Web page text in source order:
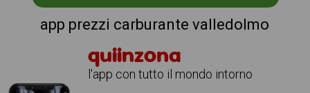
app prezzi carburante valledolmo
quiinzona
l'app con tutto il mondo intorno